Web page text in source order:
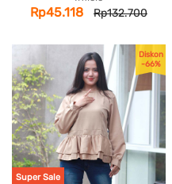
Rp45.118 Rp132.700
Diskon
-66%
Super Sale